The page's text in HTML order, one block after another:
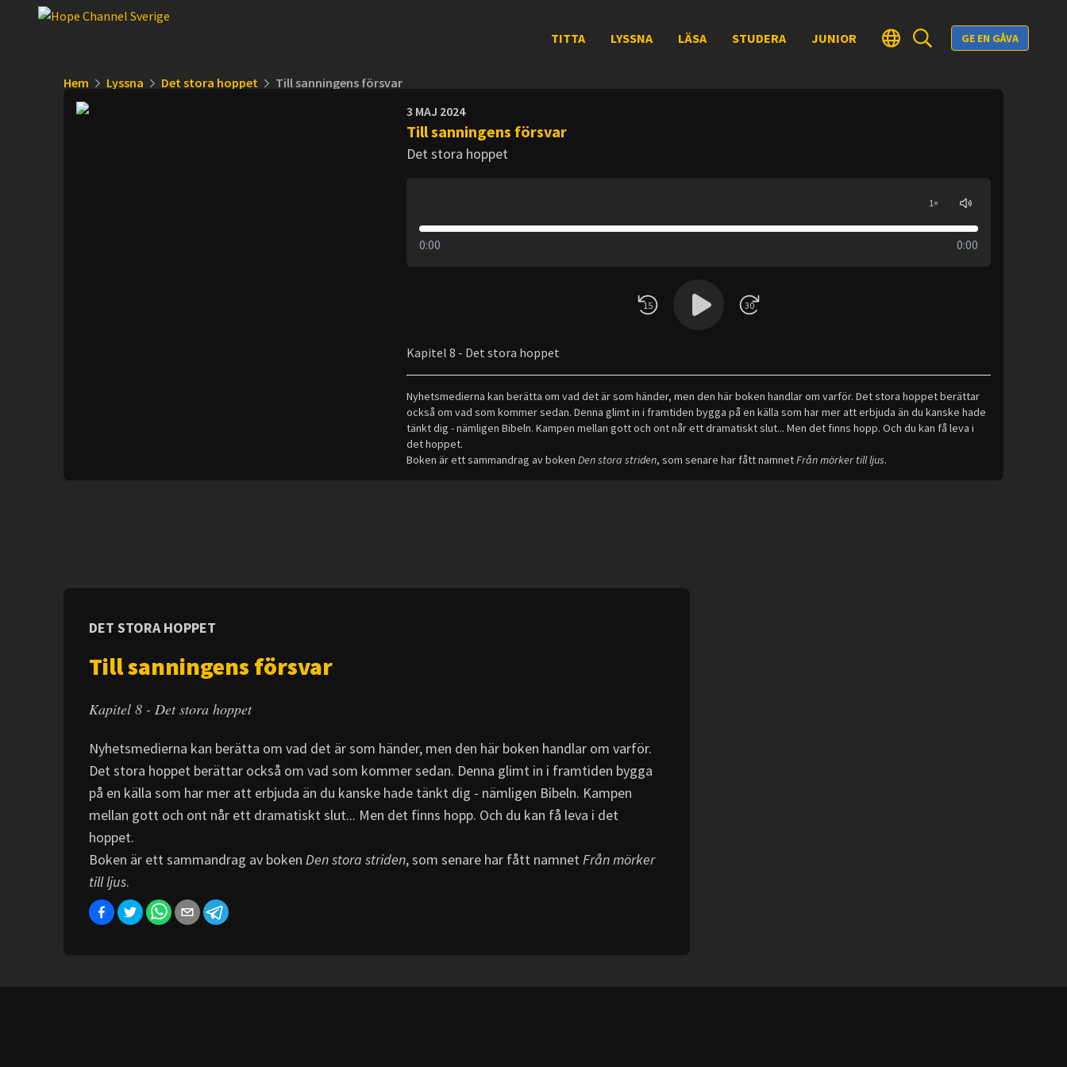
TITTA LYSSNA LÄSA STUDERA JUNIOR GE EN GÅVA
Hem Lyssna Det stora hoppet
Till sanningens försvar
3 MAJ 2024
Till sanningens försvar
Det stora hoppet
1×
0:00 0:00
15 30
Kapitel 8 - Det stora hoppet
Nyhetsmedierna kan berätta om vad det är som händer, men den här boken handlar om varför. Det stora hoppet berättar
också om vad som kommer sedan. Denna glimt in i framtiden bygga på en källa som har mer att erbjuda än du kanske hade
tänkt dig - nämligen Bibeln. Kampen mellan gott och ont når ett dramatiskt slut... Men det finns hopp. Och du kan få leva i
det hoppet.
Boken är ett sammandrag av boken Den stora striden, som senare har fått namnetFrån mörker till ljus.
DET STORA HOPPET
Till sanningens försvar
Kapitel 8 - Det stora hoppet
Nyhetsmedierna kan berätta om vad det är som händer, men den här boken handlar om varför.
Det stora hoppet berättar också om vad som kommer sedan. Denna glimt in i framtiden bygga
på en källa som har mer att erbjuda än du kanske hade tänkt dig - nämligen Bibeln. Kampen
mellan gott och ont når ett dramatiskt slut... Men det finns hopp. Och du kan få leva i det
hoppet.
Boken är ett sammandrag av boken Den stora striden, som senare har fått namnetFrån mörker
till ljus.